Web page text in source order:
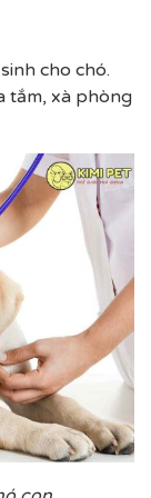
cho chó.
tắm, xà phòng